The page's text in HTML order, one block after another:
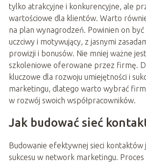
tylko atrakcyjne i konkurencyjne, ale
wartościowe dla klientów. Warto
na plan wynagrodzeń. Powinien on
uczciwy i motywujący, z jasnymi
prowizji i bonusów. Nie mniej ważne
szkoleniowe oferowane przez firmę.
kluczowe dla rozwoju umiejętności i
marketingu, dlatego warto wybrać
w rozwój swoich współpracowników.
Jak budować sieć
Budowanie efektywnej sieci
sukcesu w network marketingu. Proces